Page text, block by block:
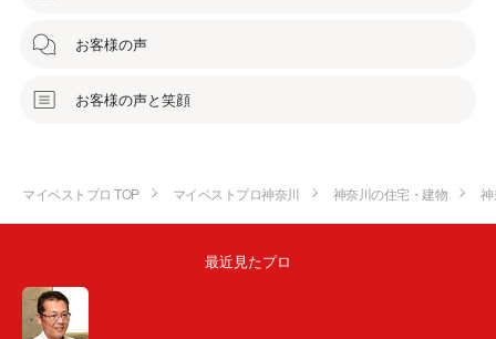
お客様の声
お客様の声と笑顔
マイベストプロ TOP マイベストプロ神奈川 神奈川の住宅・建物
最近見たプロ